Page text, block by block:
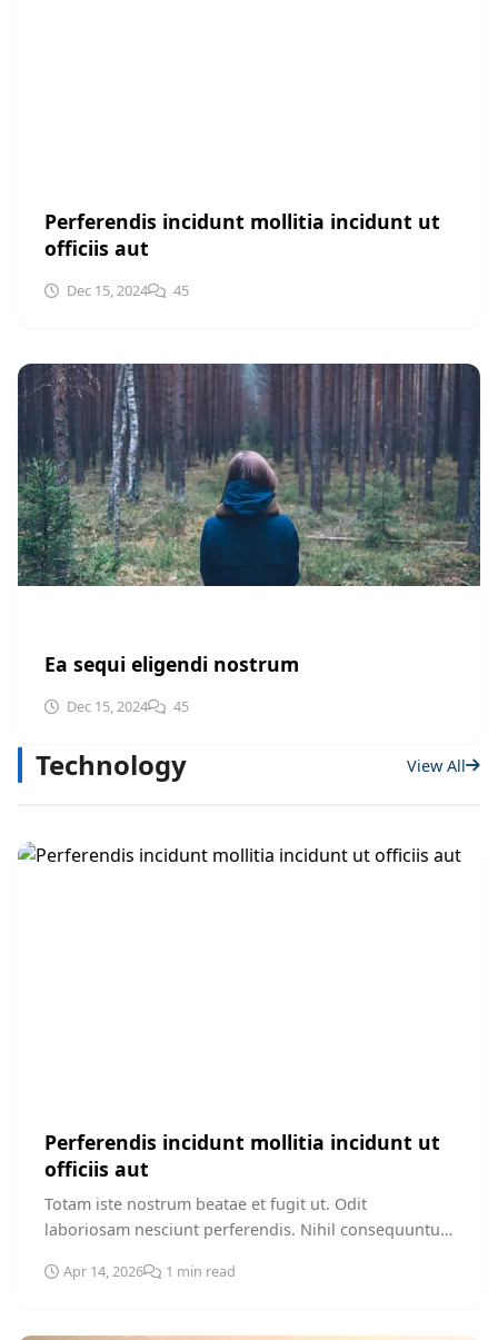
Perferendis incidunt mollitia incidunt ut
officiis aut
Dec 15, 2024 45
Ea sequi eligendi nostrum
Dec 15, 2024 45
Technology View All
Perferendis incidunt mollitia incidunt ut
officiis aut
Totam iste nostrum beatae et fugit ut. Odit
laboriosam nesciunt perferendis. Nihil consequuntur
Apr 14, 2026 1 min read